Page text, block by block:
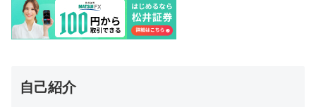
自己紹介